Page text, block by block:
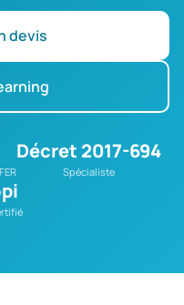
devis
Décret 2017-694
Spécialiste